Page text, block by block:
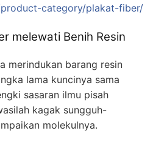
category/plakat-fiber/
melewati Benih Resin
merindukan barang resin
lama kuncinya sama
sasaran ilmu pisah
kagak sungguh-
molekulnya.